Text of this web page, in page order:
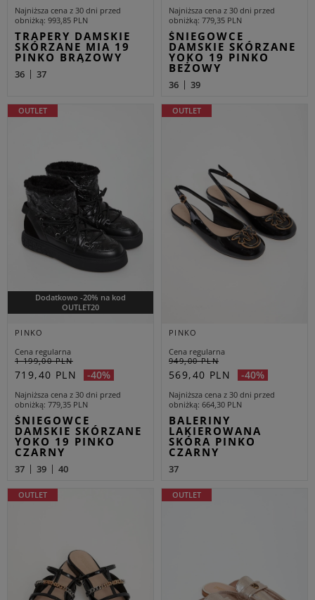
Najniższa cena z 30 dni przed
obniżką 993,85 PLN
TRAPERY DAMSKIE
SKÓRZANE MIA 19
PINKO BRĄZOWY
36 37
Najniższa cena z 30 dni przed
obniżką 779,35 PLN
ŚNIEGOWCE
DAMSKIE SKÓRZANE
YOKO 19 PINKO
BEŻOWY
36 39
Dodatkowo -20% na kod
OUTLET20
OUTLET
PINKO
Cena regularna
1 199,00 PLN
719,40 PLN -40%
Najniższa cena z 30 dni przed
obniżką 779,35 PLN
ŚNIEGOWCE
DAMSKIE SKÓRZANE
YOKO 19 PINKO
CZARNY
37 39 40
OUTLET
PINKO
Cena regularna
949,00 PLN
569,40 PLN -40%
Najniższa cena z 30 dni przed
obniżką 664,30 PLN
BALERINY
LAKIEROWANA
SKÓRA PINKO
CZARNY
37
OUTLET OUTLET